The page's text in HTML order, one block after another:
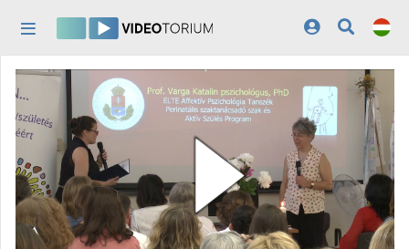
Kezdőlap
Bejelentkezés
Felfedezés
Kategóriák
Lejátszási listák